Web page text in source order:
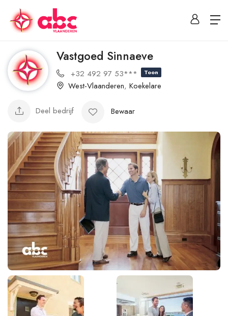
Vastgoed Sinnaeve
+32 492 97 53*** Toon
West-Vlaanderen, Koekelare
Deel bedrijf Bewaar